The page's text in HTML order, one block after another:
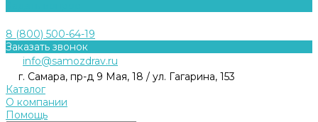
8 (800) 500-64-19
Заказать звонок
info@samozdrav.ru
г. Самара, пр-д 9 Мая, 18 / ул. Гагарина, 153
Каталог
О компании
Помощь